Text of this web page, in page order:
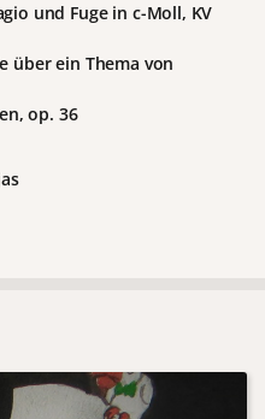
und Fuge in c-Moll, KV
über ein Thema von
op. 36